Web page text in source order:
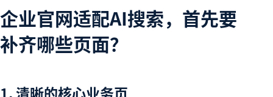
企业官网适配AI搜索，首先要
补齐哪些页面？
1. 清晰的核心业务页